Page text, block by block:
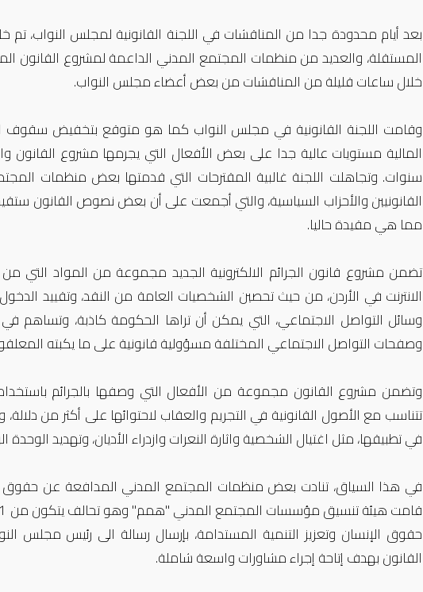
بعد أيام محدودة جدا من المناقشات في اللجنة القانونية لمجلس النواب،
المستقلة، والعديد من منظمات المجتمع المدني الداعمة لمشروع القانون
خلال ساعات قليلة من المناقشات من بعض أعضاء مجلس النواب.
وقامت اللجنة القانونية في مجلس النواب كما هو متوقع بتخفيض سقوف
سنوات. وتجاهلت اللجنة غالبية المقترحات التي قدمتها بعض منظمات
القانونيين والأحزاب السياسية، والتي أجمعت على أن بعض نصوص القانون
مما هي مقيدة حاليا.
تضمن مشروع قانون الجرائم الالكترونية الجديد مجموعة من المواد التي من
الانترنت في الأردن، من حيث تحصين الشخصيات العامة من النقد، وتقييد
وسائل التواصل الاجتماعي، التي يمكن أن تراها الحكومة كاذبة، وتساهم في
وصفحات التواصل الاجتماعي المختلفة مسؤولية قانونية على ما يكبته
وتضمن مشروع القانون مجموعة من الأفعال التي وصفها بالجرائم
تتناسب مع الأصول القانونية في التجريم والعقاب لاحتوائها على أكثر من
في تطبيقها، مثل اغتيال الشخصية واثارة النعرات وازدراء الأديان، وتهديد
في هذا السياق، تنادت بعض منظمات المجتمع المدني المدافعة عن حقوق
حقوق الإنسان وتعزيز التنمية المستدامة، بإرسال رسالة الى رئيس مجلس
القانون بهدف إتاحة إجراء مشاورات واسعة شاملة.